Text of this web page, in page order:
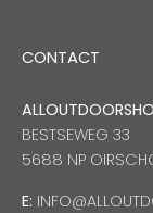
CONTACT
BESTSEWEG 33
5688 NP
E: